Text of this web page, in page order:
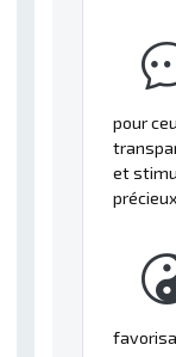
pour
et